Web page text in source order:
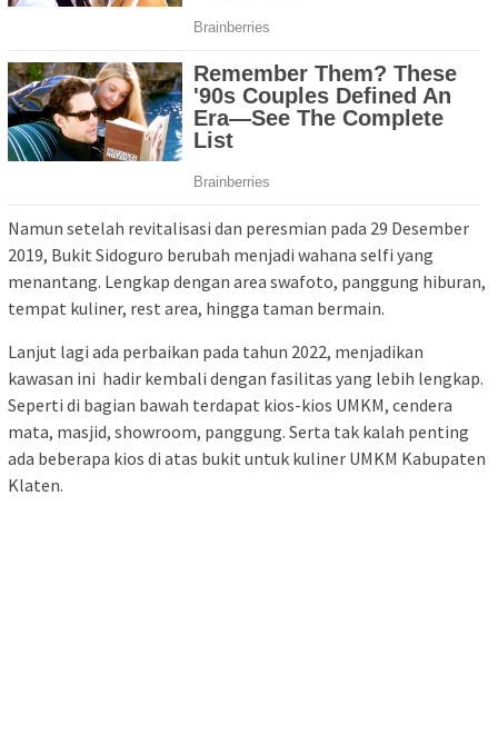
Namun setelah revitalisasi dan peresmian pada 29 Desember
2019, Bukit Sidoguro berubah menjadi wahana selfi yang
menantang. Lengkap dengan area swafoto, panggung hiburan,
tempat kuliner, rest area, hingga taman bermain.
Lanjut lagi ada perbaikan pada tahun 2022, menjadikan
kawasan ini hadir kembali dengan fasilitas yang lebih lengkap.
Seperti di bagian bawah terdapat kios-kios UMKM, cendera
mata, masjid, showroom, panggung. Serta tak kalah penting
ada beberapa kios di atas bukit untuk kuliner UMKM Kabupaten
Klaten.